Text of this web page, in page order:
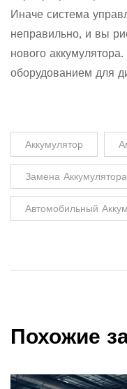
Иначе система
неправильно, и вы
нового
оборудованием для
Аккумулятор
Замена Аккумулятора
Автомобильный
Похожие